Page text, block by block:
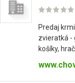
Predaj
zvieratká -
košíky,